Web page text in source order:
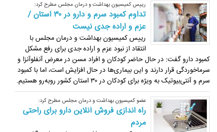
رییس کمیسیون بهداشت و درمان مجلس مطرح کرد:
تداوم کمبود سرم و دارو در ۳۰ استان /
عزم و اراده جدی نیست
رییس کمیسیون بهداشت و درمان مجلس با
انتقاد از نبود عزم و اراده جدی برای رفع مشکل
کمبود دارو گفت: در حال حاضر کودکان و افراد مسن در معرض آنفلوآنزا و
سرماخوردگی قرار دارند و این بیماری‌ها در حال افزایش است، اما با کمبود
سرم و آنتی‌بیوتیک به ویژه برای کودکان در ۳۰ استان کشور روبه‌رو هستیم.
عضو کمیسیون بهداشت و درمان مجلس مطرح کرد:
راه اندازی فروش آنلاین دارو برای راحتی
مردم